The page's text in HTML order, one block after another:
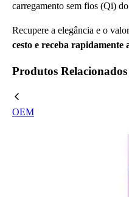
carregamento sem fios (Qi)
Recupere a elegância e o
cesto e receba
Produtos Relacionados
OEM